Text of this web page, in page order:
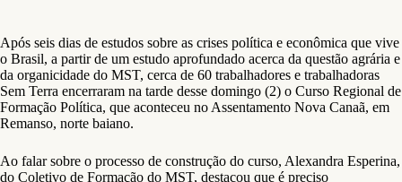
Após seis dias de estudos sobre as crises política e econômica que vive
o Brasil, a partir de um estudo aprofundado acerca da questão agrária e
da organicidade do MST, cerca de 60 trabalhadores e trabalhadoras
Sem Terra encerraram na tarde desse domingo (2) o Curso Regional de
Formação Política, que aconteceu no Assentamento Nova Canaã, em
Remanso, norte baiano.
Ao falar sobre o processo de construção do curso, Alexandra Esperina,
do Coletivo de Formação do MST, destacou que é preciso